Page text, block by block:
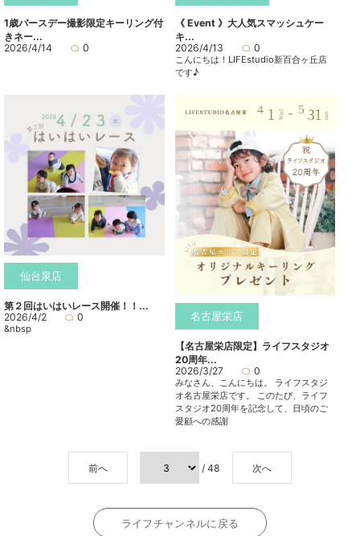
1歳バースデー撮影限定キーリング付
きネー...
2026/4/14
0
《 Event 》大人気スマッシュケー
キ...
2026/4/13
0
こんにちは！LIFEstudio新百合ヶ丘店
です♪
仙台泉店
第２回はいはいレース開催！！...
2026/4/2
0
&nbsp
名古屋栄店
【名古屋栄店限定】ライフスタジオ
20周年...
2026/3/27
0
みなさん、こんにちは。 ライフスタジ
オ名古屋栄店です。 このたび、ライフ
スタジオ20周年を記念して、日頃のご
愛顧への感謝
前へ / 48 次へ
ライフチャンネルに戻る